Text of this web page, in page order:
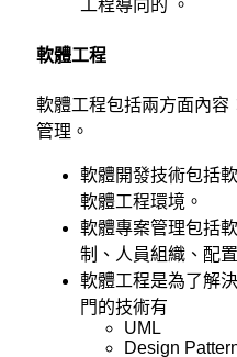
工程導向的 。
軟體工程
軟體工程包括兩方面內容
管理。
軟體開發技術包括
軟體工程環境。
軟體專案管理包括
制、人員組織、配
軟體工程是為了解
門的技術有
UML
Design